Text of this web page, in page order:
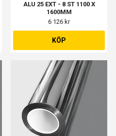
ALU 25 EXT - 8 ST 1100 X
1600MM
6 126 kr
KÖP